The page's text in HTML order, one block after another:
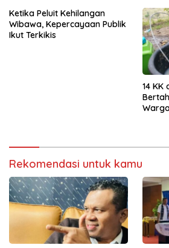
Ketika Peluit Kehilangan
Wibawa, Kepercayaan Publik
Ikut Terkikis
14 KK
Rekomendasi untuk kamu